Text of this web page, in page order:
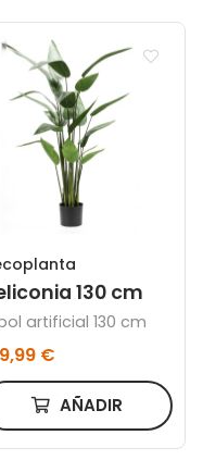
130 cm
artificial 130 cm
€
AÑADIR